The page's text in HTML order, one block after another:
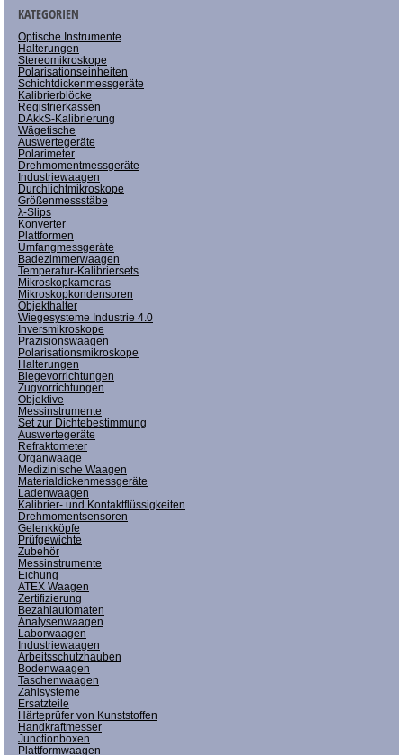
KATEGORIEN
Optische Instrumente
Halterungen
Stereomikroskope
Polarisationseinheiten
Schichtdickenmessgeräte
Kalibrierblöcke
Registrierkassen
DAkkS-Kalibrierung
Wägetische
Auswertegeräte
Polarimeter
Drehmomentmessgeräte
Industriewaagen
Durchlichtmikroskope
Größenmessstäbe
λ-Slips
Konverter
Plattformen
Umfangmessgeräte
Badezimmerwaagen
Temperatur-Kalibriersets
Mikroskopkameras
Mikroskopkondensoren
Objekthalter
Wiegesysteme Industrie 4.0
Inversmikroskope
Präzisionswaagen
Polarisationsmikroskope
Halterungen
Biegevorrichtungen
Zugvorrichtungen
Objektive
Messinstrumente
Set zur Dichtebestimmung
Auswertegeräte
Refraktometer
Organwaage
Medizinische Waagen
Materialdickenmessgeräte
Ladenwaagen
Kalibrier- und Kontaktflüssigkeiten
Drehmomentsensoren
Gelenkköpfe
Prüfgewichte
Zubehör
Messinstrumente
Eichung
ATEX Waagen
Zertifizierung
Bezahlautomaten
Analysenwaagen
Laborwaagen
Industriewaagen
Arbeitsschutzhauben
Bodenwaagen
Taschenwaagen
Zählsysteme
Ersatzteile
Härteprüfer von Kunststoffen
Handkraftmesser
Junctionboxen
Plattformwaagen